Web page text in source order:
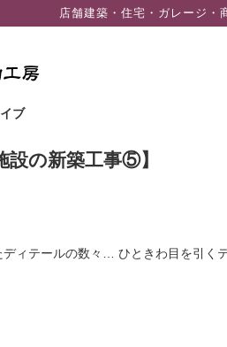
店舗建築・住宅・ガレージ・
ブ
設の新築工事⑤】
ィテールの数々… ひときわ目を引く